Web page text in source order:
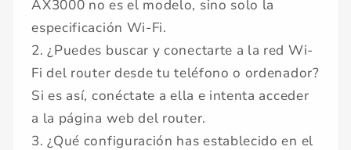
AX3000 no es el modelo, sino solo la
especificación Wi-Fi.
2. ¿Puedes buscar y conectarte a la red Wi-
Fi del router desde tu teléfono o ordenador?
Si es así, conéctate a ella e intenta acceder
a la página web del router.
3. ¿Qué configuración has establecido en el